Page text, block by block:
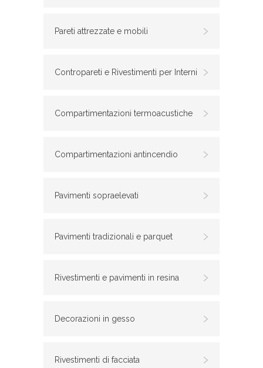
Pareti attrezzate e mobili
Contropareti e Rivestimenti per Interni
Compartimentazioni termoacustiche
Compartimentazioni antincendio
Pavimenti sopraelevati
Pavimenti tradizionali e parquet
Rivestimenti e pavimenti in resina
Decorazioni in gesso
Rivestimenti di facciata